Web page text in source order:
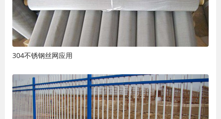
304不锈钢丝网应用